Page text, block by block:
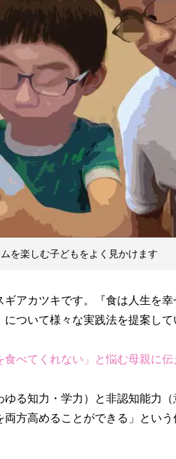
を楽しむ子どもをよく見かけます
アカツキです。『食は人生を
ついて様々な実践法を提案して
食べてくれない」と悩む母親に
る知力・学力）と非認知能力
方高めることができる」とい